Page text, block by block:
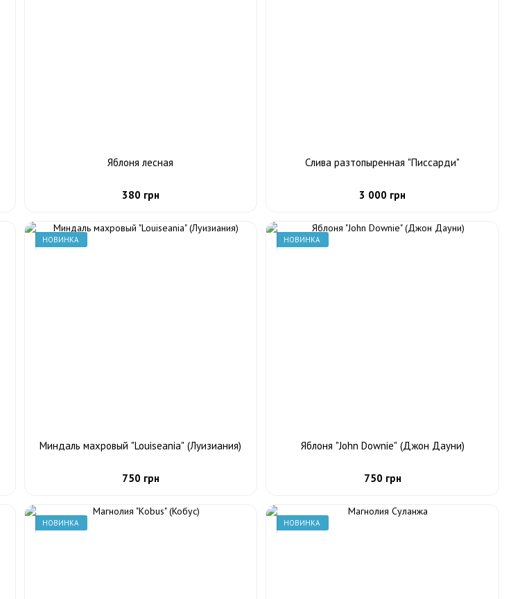
Яблоня лесная
380 грн
Слива разтопыренная "Писсарди"
3 000 грн
НОВИНКА
Миндаль махровый "Louiseania" (Луизиания)
750 грн
НОВИНКА
Яблоня "John Downie" (Джон Дауни)
750 грн
НОВИНКА НОВИНКА